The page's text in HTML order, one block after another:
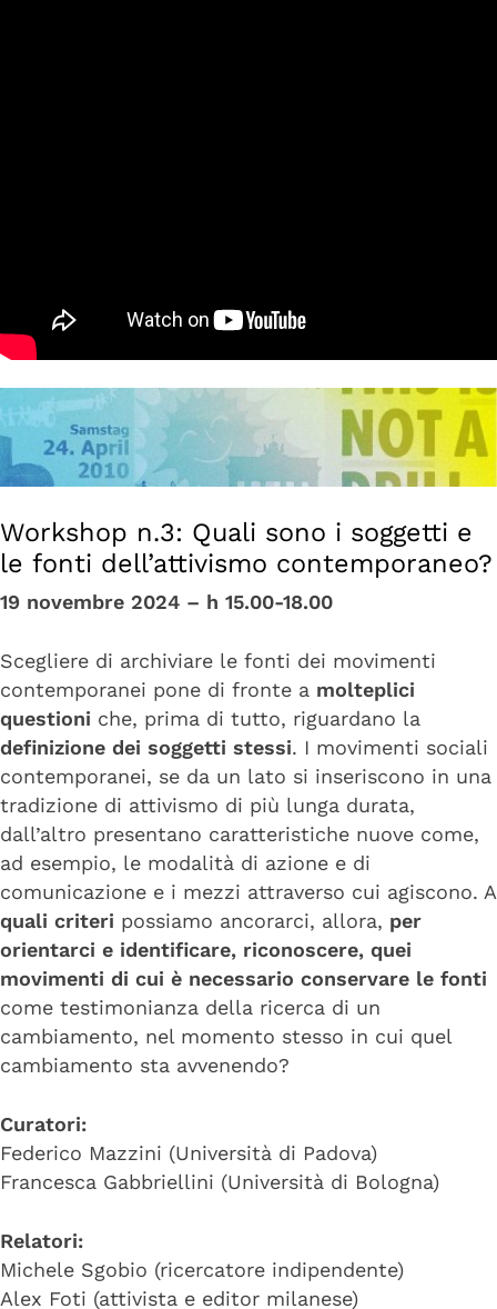
Workshop n.3: Quali sono i soggetti e
le fonti dell’attivismo contemporaneo?
19 novembre 2024 – h 15.00-18.00
Scegliere di archiviare le fonti dei movimenti
contemporanei pone di fronte a molteplici
questioni che, prima di tutto, riguardano la
definizione dei soggetti stessi. I movimenti sociali
contemporanei, se da un lato si inseriscono in una
tradizione di attivismo di più lunga durata,
dall’altro presentano caratteristiche nuove come,
ad esempio, le modalità di azione e di
comunicazione e i mezzi attraverso cui agiscono. A
quali criteri possiamo ancorarci, allora, per
orientarci e identificare, riconoscere, quei
movimenti di cui è necessario conservare le fonti
come testimonianza della ricerca di un
cambiamento, nel momento stesso in cui quel
cambiamento sta avvenendo?
Curatori:
Federico Mazzini (Università di Padova)
Francesca Gabbriellini (Università di Bologna)
Relatori:
Michele Sgobio (ricercatore indipendente)
Alex Foti (attivista e editor milanese)